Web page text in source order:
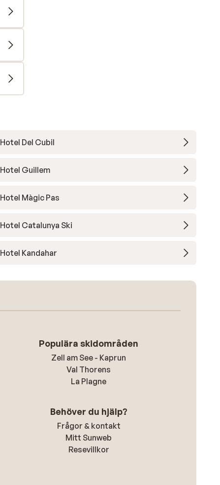
Hotel Del Cubil
Hotel Guillem
Hotel Màgic Pas
Hotel Catalunya Ski
Hotel Kandahar
Populära skidområden
Zell am See - Kaprun
Val Thorens
La Plagne
Behöver du hjälp?
Frågor & kontakt
Mitt Sunweb
Resevillkor